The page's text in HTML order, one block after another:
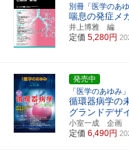
別冊「医学のあゆ
喘息の発症メ
井上博雅 編
定価 5,280円
発売中
「医学のあゆみ
循環器病学の
グランドデザ
小室一成 企画
定価 6,490円